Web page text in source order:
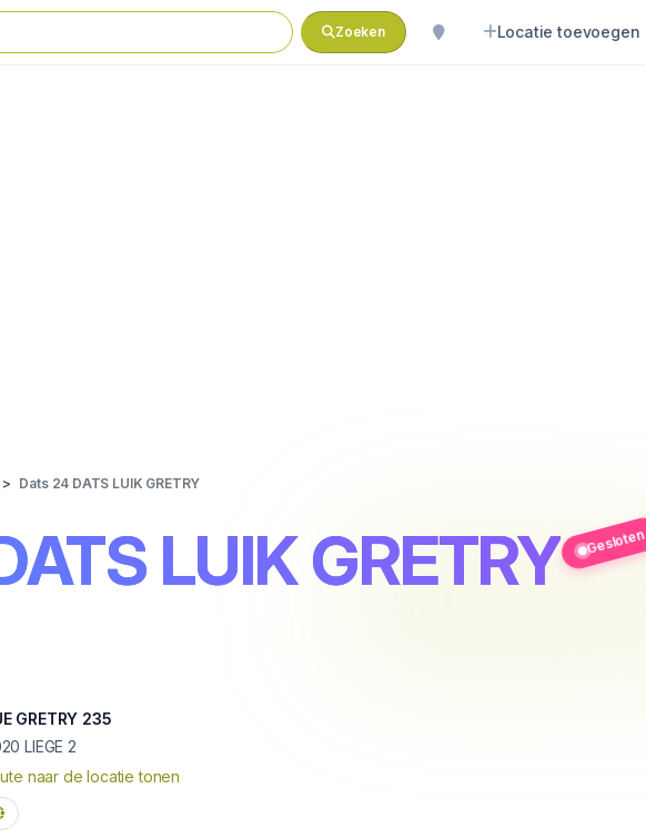
Zoeken Locatie toevoegen
Dats 24 DATS LUIK GRETRY
LUIK GRETRY Gesloten
GRETRY 235
LIEGE 2
naar de locatie tonen